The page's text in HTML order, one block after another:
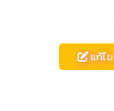
แก้ไข